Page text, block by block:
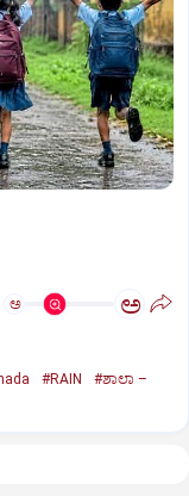
ಅ ಅ
#RAIN
#ಶಾಲಾ –